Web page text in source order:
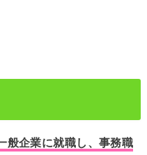
般企業に就職し、事務職